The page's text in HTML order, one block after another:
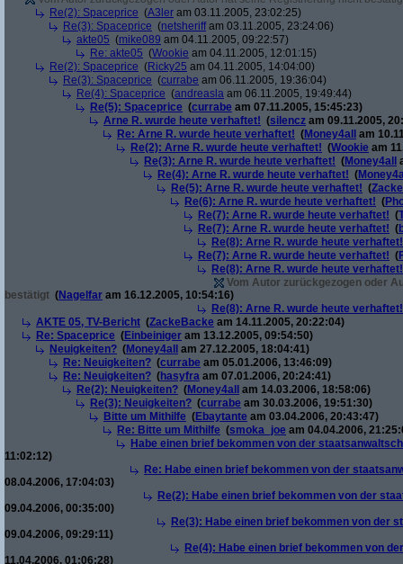
Re(2): Spaceprice (A3ler am 03.11.2005, 23:02:25)
Re(3): Spaceprice (netsheriffam 03.11.2005, 23:24:06)
akte05 (mike089 am 04.11.2005, 09:22:57)
Re: akte05 (Wookie am 04.11.2005, 12:01:15)
Re(2): Spaceprice (Ricky25 am 04.11.2005, 14:04:00)
Re(3): Spaceprice (currabe am 06.11.2005, 19:36:04)
Re(4): Spaceprice (andreasla am 06.11.2005, 19:49:44)
Re(5): Spaceprice (currabe am 07.11.2005, 15:45:23)
Arne R. wurde heute verhaftet! (silencz am 09.11.2005,
Re: Arne R. wurde heute verhaftet! (Money4all
am
Re(2): Arne R. wurde heute verhaftet! (Wookie am
Re(3): Arne R. wurde heute verhaftet! (Money4all
Re(4): Arne R. wurde heute verhaftet! (
Re(5): Arne R. wurde heute verhaftet! (
Re(6): Arne R. wurde heute verhaftet! (
Re(7): Arne R. wurde heute verhaftet! (
Re(7): Arne R. wurde heute verhaftet! (
Re(8): Arne R. wurde heute verhaftet!
Re(7): Arne R. wurde heute verhaftet! (
Re(8): Arne R. wurde heute verhaftet!
Vom Autor zurückgezogen oder
bestätigt (Nagelfar am 16.12.2005, 10:54:16)
Re(8): Arne R. wurde heute verhaftet!
AKTE 05, TV-Bericht (ZackeBacke am 14.11.2005, 20:22:04)
Re: Spaceprice (Einbeiniger am 13.12.2005, 09:54:50)
Neuigkeiten? (Money4all
am 27.12.2005, 18:04:41)
Re: Neuigkeiten? (currabe am 05.01.2006, 13:46:09)
Re: Neuigkeiten? (hasyfra am 07.01.2006, 20:24:41)
Re(2): Neuigkeiten? (Money4all
am 14.03.2006, 18:58:06)
Re(3): Neuigkeiten? (currabe am 30.03.2006, 19:51:30)
Bitte um Mithilfe (Ebaytante am 03.04.2006, 20:43:47)
Re: Bitte um Mithilfe (smoka_joe am 04.04.2006,
Habe einen brief bekommen von der
11:02:12)
Re: Habe einen brief bekommen von der
08.04.2006, 17:04:03)
Re(2): Habe einen brief bekommen von der
09.04.2006, 00:35:00)
Re(3): Habe einen brief bekommen von der
09.04.2006, 09:29:11)
Re(4): Habe einen brief bekommen von
11.04.2006, 01:06:28)